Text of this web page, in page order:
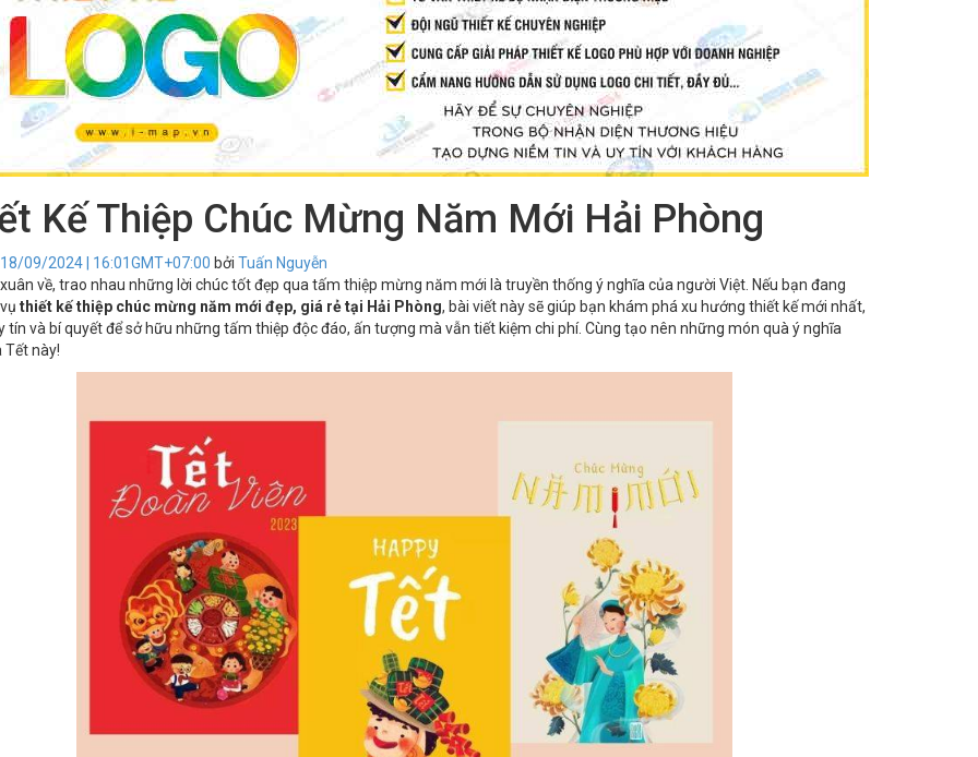
Kế Thiệp Chúc Mừng Năm Mới Hải Phòng
09/2024 | 16:01GMT+07:00 bởi Tuấn Nguyễn
về, trao nhau những lời chúc tốt đẹp qua tấm thiệp mừng năm mới là truyền thống ý nghĩa của người Việt. Nếu bạn đang
thiết kế thiệp chúc mừng năm mới đẹp, giá rẻ tại Hải Phòng, bài viết này sẽ giúp bạn khám phá xu hướng thiết kế mới nhất,
tín và bí quyết để sở hữu những tấm thiệp độc đáo, ấn tượng mà vẫn tiết kiệm chi phí. Cùng tạo nên những món quà ý nghĩa
Tết này!